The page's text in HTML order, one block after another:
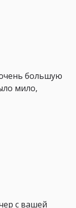
большую
мило,
с вашей